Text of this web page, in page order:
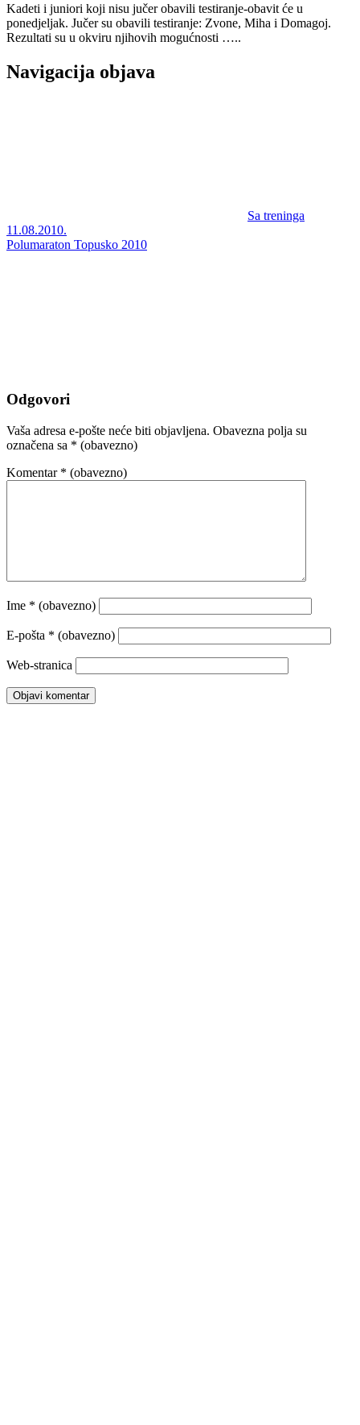
Kadeti i juniori koji nisu jučer obavili testiranje-obavit će u
ponedjeljak. Jučer su obavili testiranje: Zvone, Miha i Domagoj.
Rezultati su u okviru njihovih mogućnosti …..
Navigacija objava
Sa treninga
11.08.2010.
Polumaraton Topusko 2010
Odgovori
Vaša adresa e-pošte neće biti objavljena. Obavezna polja su
označena sa * (obavezno)
Komentar * (obavezno)
Ime * (obavezno)
E-pošta * (obavezno)
Web-stranica